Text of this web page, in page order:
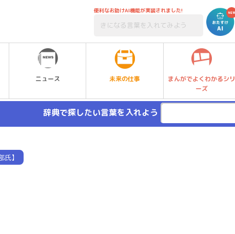
便利なお助けAI機能が実装されました!
ニュース 未来の仕事
まんがでよくわかるシリ
ーズ
辞典で探したい言葉を入れよう
】